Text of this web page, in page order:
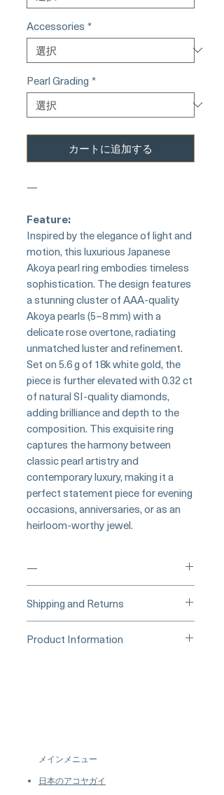
Accessories *
Pearl Grading *
カートに追加する
—
Feature:
Inspired by the elegance of light and
motion, this luxurious Japanese
Akoya pearl ring embodies timeless
sophistication. The design features
a stunning cluster of AAA-quality
Akoya pearls (5–8 mm) with a
delicate rose overtone, radiating
unmatched luster and refinement.
Set on 5.6 g of 18k white gold, the
piece is further elevated with 0.32 ct
of natural SI-quality diamonds,
adding brilliance and depth to the
composition. This exquisite ring
captures the harmony between
classic pearl artistry and
contemporary luxury, making it a
perfect statement piece for evening
occasions, anniversaries, or as an
heirloom-worthy jewel.
—
____Buy Securely on 1stDibs
Shipping and Returns
At Pearl Vogue, each piece is a
availability may vary at the time
of purchase.more details...
Product Information
Nacre, Very High Luster
Diamond: 0.32 ct, SI Quality,
メインメニュー
日本のアコヤガイ